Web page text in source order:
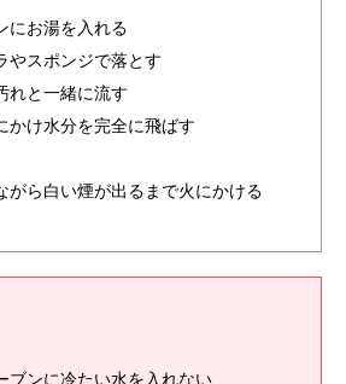
にお湯を入れる
やスポンジで落とす
れと一緒に流す
かけ水分を完全に飛ばす
がら白い煙が出るまで火にかける
ブンに冷たい水を入れない